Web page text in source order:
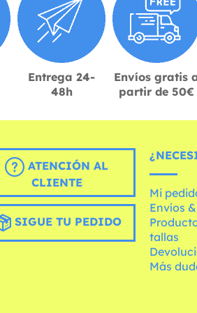
Entrega 24-
48h
Envíos gratis
partir de 50€
ATENCIÓN AL
CLIENTE
SIGUE TU PEDIDO
Mi
Envíos
tallas
Más